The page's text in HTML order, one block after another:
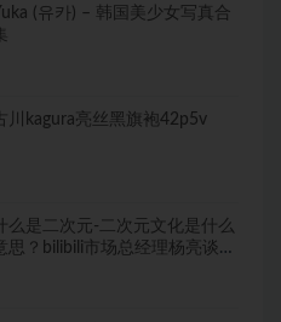
(유카) – 韩国美少女写真合
川kagura亮丝黑旗袍42p5v
么是二次元-二次元文化是什么
思？bilibili市场总经理杨亮谈见